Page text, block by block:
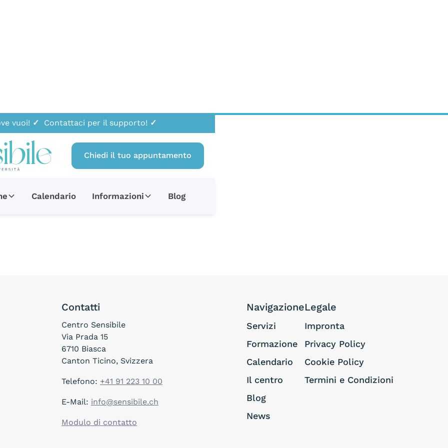
vuoi! ✓ Contattaci per il supporto! ✓
Chiedi il tuo appuntamento
Calendario Informazioni Blog
(ABI)
(ABI)
Contatti
Centro Sensibile
Via Prada 15
6710 Biasca
Canton Ticino, Svizzera
Telefono: +41 91 223 10 00
E-Mail: info@sensibile.ch
Modulo di contatto
Navigazione
Servizi
Formazione
Calendario
Il centro
Blog
News
Legale
Impronta
Privacy Policy
Cookie Policy
Termini e Condizioni